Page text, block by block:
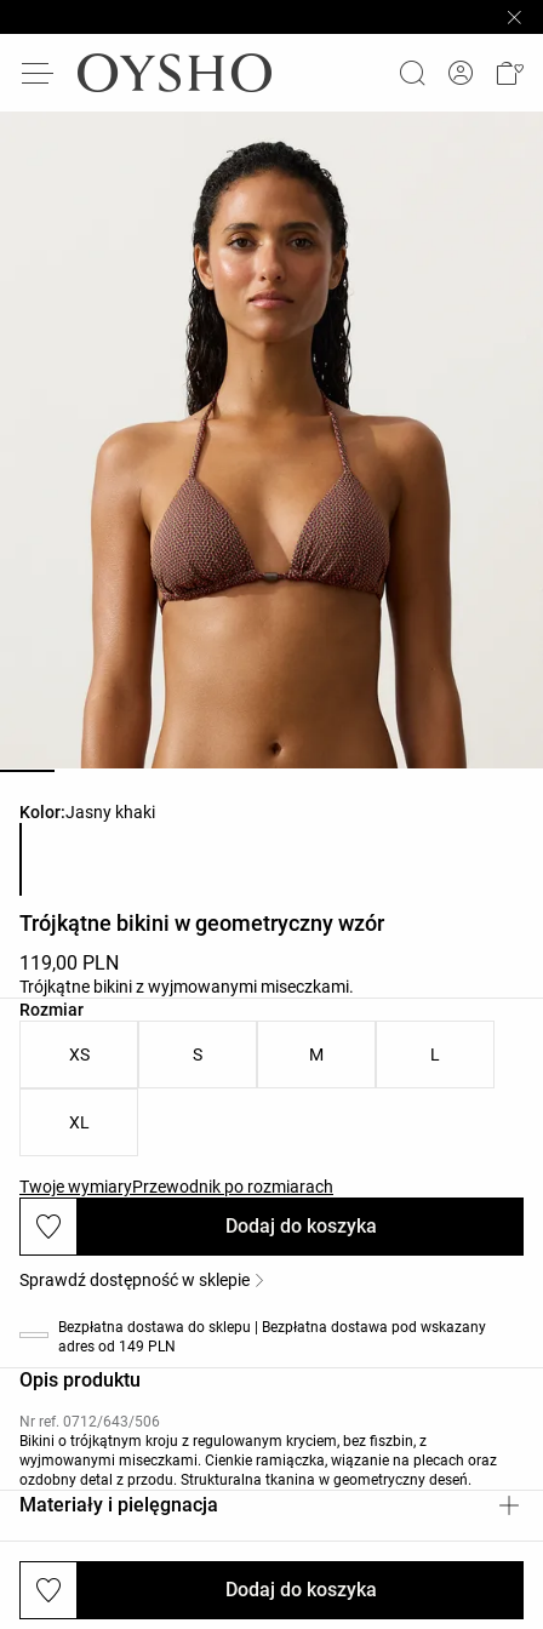
Kolor:Jasny khaki
Lista kolorów produktu
Trójkątne bikini w geometryczny wzór
119,00 PLN
Trójkątne bikini z wyjmowanymi miseczkami.
Rozmiar
Lista rozmiarów produktu
XS S M L
XL
Twoje wymiaryPrzewodnik po rozmiarach
Dodaj do koszyka
Dodaj do koszyka
Sprawdź dostępność w sklepie
Bezpłatna dostawa do sklepu | Bezpłatna dostawa pod wskazany
adres od 149 PLN
Opis produktu
Nr ref. 0712/643/506
Bikini o trójkątnym kroju z regulowanym kryciem, bez fiszbin, z
wyjmowanymi miseczkami. Cienkie ramiączka, wiązanie na plecach oraz
ozdobny detal z przodu. Strukturalna tkanina w geometryczny deseń.
Materiały i pielęgnacja
Wysyłki i zwroty